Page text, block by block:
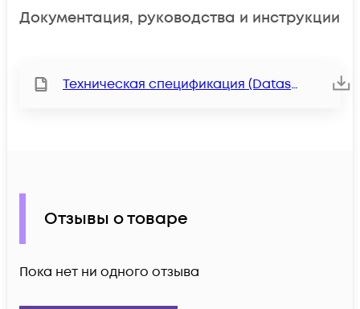
Документация, руководства и инструкции
Техническая спецификация (Datasheet)
Отзывы о товаре
Пока нет ни одного отзыва